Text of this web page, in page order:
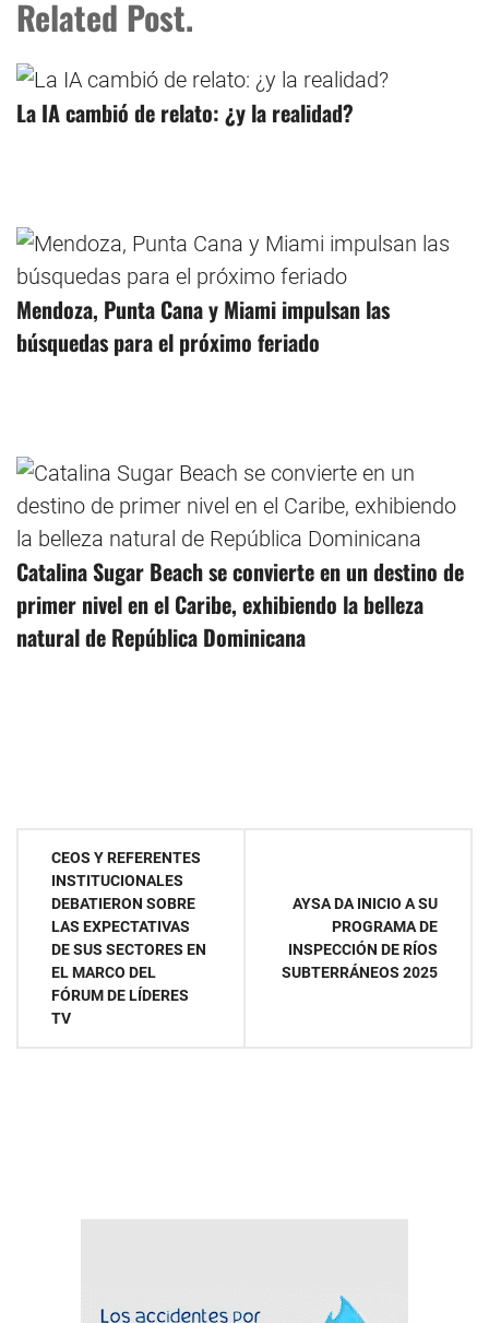
Related Post.
La IA cambió de relato: ¿y la realidad?
Mendoza, Punta Cana y Miami impulsan las
búsquedas para el próximo feriado
Catalina Sugar Beach se convierte en un destino de
primer nivel en el Caribe, exhibiendo la belleza
natural de República Dominicana
Navegación
entradas
CEOS Y REFERENTES
INSTITUCIONALES
DEBATIERON SOBRE
LAS EXPECTATIVAS
DE SUS SECTORES EN
EL MARCO DEL
FÓRUM DE LÍDERES
TV
AYSA DA INICIO A SU
PROGRAMA DE
INSPECCIÓN DE RÍOS
SUBTERRÁNEOS 2025